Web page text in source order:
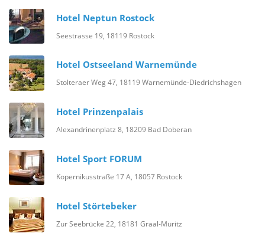
Hotel Neptun Rostock
Seestrasse 19, 18119 Rostock
Hotel Ostseeland Warnemünde
Stolteraer Weg 47, 18119 Warnemünde-Diedrichshagen
Hotel Prinzenpalais
Alexandrinenplatz 8, 18209 Bad Doberan
Hotel Sport FORUM
Kopernikusstraße 17 A, 18057 Rostock
Hotel Störtebeker
Zur Seebrücke 22, 18181 Graal-Müritz